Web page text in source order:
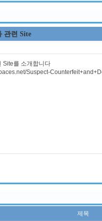
관련 Site
Site를 소개합니다
Suspect-
제목